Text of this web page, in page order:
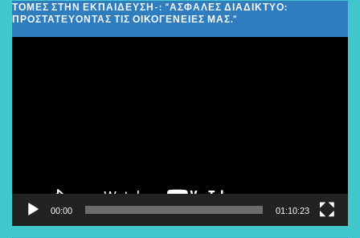
ΤΟΜΕΣ ΣΤΗΝ ΕΚΠΑΙΔΕΥΣΗ-: “ΑΣΦΑΛΈΣ ΔΙΑΔΊΚΤΥΟ:
ΠΡΟΣΤΑΤΕΎΟΝΤΑΣ ΤΙΣ ΟΙΚΟΓΈΝΕΙΕΣ ΜΑΣ.”
00:00 01:10:23